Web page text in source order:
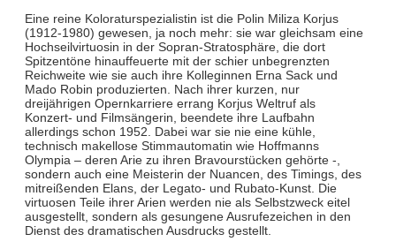
Eine reine Koloraturspezialistin ist die Polin Miliza Korjus
(1912-1980) gewesen, ja noch mehr: sie war gleichsam eine
Hochseilvirtuosin in der Sopran-Stratosphäre, die dort
Spitzentöne hinauffeuerte mit der schier unbegrenzten
Reichweite wie sie auch ihre Kolleginnen Erna Sack und
Mado Robin produzierten. Nach ihrer kurzen, nur
dreijährigen Opernkarriere errang Korjus Weltruf als
Konzert- und Filmsängerin, beendete ihre Laufbahn
allerdings schon 1952. Dabei war sie nie eine kühle,
technisch makellose Stimmautomatin wie Hoffmanns
Olympia – deren Arie zu ihren Bravourstücken gehörte -,
sondern auch eine Meisterin der Nuancen, des Timings, des
mitreißenden Elans, der Legato- und Rubato-Kunst. Die
virtuosen Teile ihrer Arien werden nie als Selbstzweck eitel
ausgestellt, sondern als gesungene Ausrufezeichen in den
Dienst des dramatischen Ausdrucks gestellt.